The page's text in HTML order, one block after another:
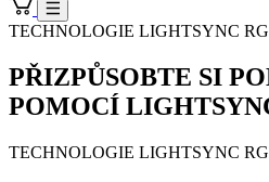
TECHNOLOGIE LIGHTSYNC
PŘIZPŮSOBTE SI
POMOCÍ
TECHNOLOGIE LIGHTSYNC